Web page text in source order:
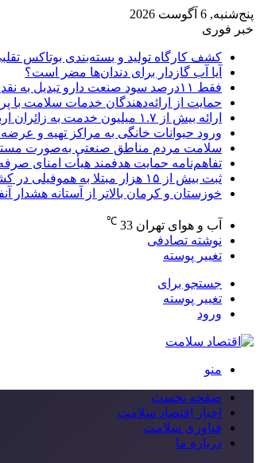
پنج‌شنبه, 6 آگوست 2026
خبر فوری
کشف کارگاه تولید و بسته‌بندی بوتاکس
آیا آب گازدار برای دندان‌ها مضر است؟
فقط ۱۱‌درصد سود صنعت دارو تبدیل به نقدینگی شده است
حمایت از ارائه‌دهندگان خدمات سلامت با
ارائه بیش از ۱.۷ میلیون خدمت به زائران اربعین/ استقرار پزشک خانواده در ۶۴ شهرستان
ورود حیوانات خانگی به مراکز تهیه و
سلامت مردم مناطق صنعتی به‌صورت
تفاهم‌نامه حمایت هدفمند هیأت امنای
ثبت بیش از ۱۵ هزار مبتلا به هموفیلی در کشور
خوزستان و کرمان بالاتر از آستانه هشدار
آب و هوای تهران 33
℃
نوشته تصادفی
تغییر پوسته
جستجو برای
تغییر پوسته
ورود
منو
صفحه نخست
اخبار اقتصاد سلامت
فناوری سلامت
درباره ما